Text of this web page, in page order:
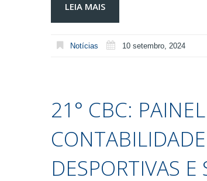
LEIA MAIS
Notícias 10 setembro, 2024
21° CBC:
DESPORTIVAS